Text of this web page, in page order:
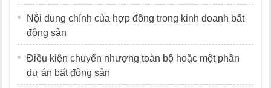
Nội dung chính của hợp đồng trong kinh doanh bất
động sản
Điều kiện chuyển nhượng toàn bộ hoặc một phần
dự án bất động sản